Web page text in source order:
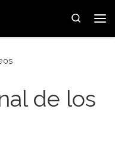
Search
de los